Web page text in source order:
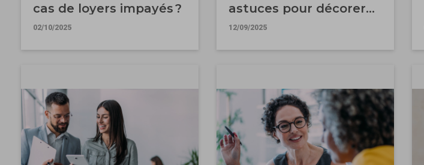
cas de loyers impayés ?
02/10/2025
astuces pour décorer
son logement sans
12/09/2025